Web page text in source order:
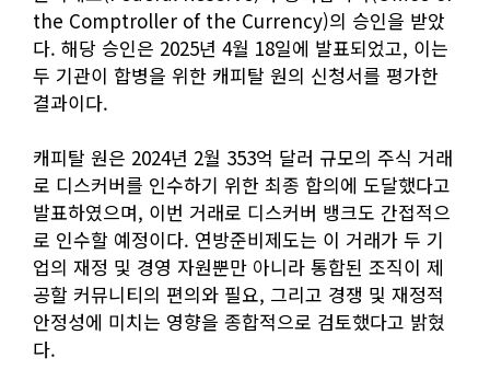
the Comptroller of the Currency)의 승인을 받았
다. 해당 승인은 2025년 4월 18일에 발표되었고, 이는
두 기관이 합병을 위한 캐피탈 원의 신청서를 평가한
결과이다.
캐피탈 원은 2024년 2월 353억 달러 규모의 주식 거래
로 디스커버를 인수하기 위한 최종 합의에 도달했다고
발표하였으며, 이번 거래로 디스커버 뱅크도 간접적으
로 인수할 예정이다. 연방준비제도는 이 거래가 두 기
업의 재정 및 경영 자원뿐만 아니라 통합된 조직이 제
공할 커뮤니티의 편의와 필요, 그리고 경쟁 및 재정적
안정성에 미치는 영향을 종합적으로 검토했다고 밝혔
다.